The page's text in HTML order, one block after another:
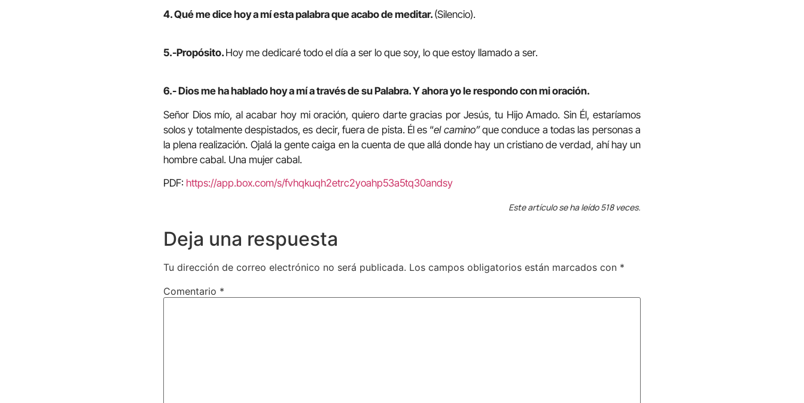
4. Qué me dice hoy a mí esta palabra que acabo de meditar. (Silencio).
5.-Propósito. Hoy me dedicaré todo el día a ser lo que soy, lo que estoy llamado a ser.
6.- Dios me ha hablado hoy a mí a través de su Palabra. Y ahora yo le respondo con mi oración.
Señor Dios mío, al acabar hoy mi oración, quiero darte gracias por Jesús, tu Hijo Amado. Sin Él, estaríamos
solos y totalmente despistados, es decir, fuera de pista. Él es “el camino”que conduce a todas las personas a
la plena realización. Ojalá la gente caiga en la cuenta de que allá donde hay un cristiano de verdad, ahí hay un
hombre cabal. Una mujer cabal.
PDF: https://app.box.com/s/fvhqkuqh2etrc2yoahp53a5tq30andsy
Este artículo se ha leído 518 veces.
Deja una respuesta
Tu dirección de correo electrónico no será publicada. Los campos obligatorios están marcados con *
Comentario *